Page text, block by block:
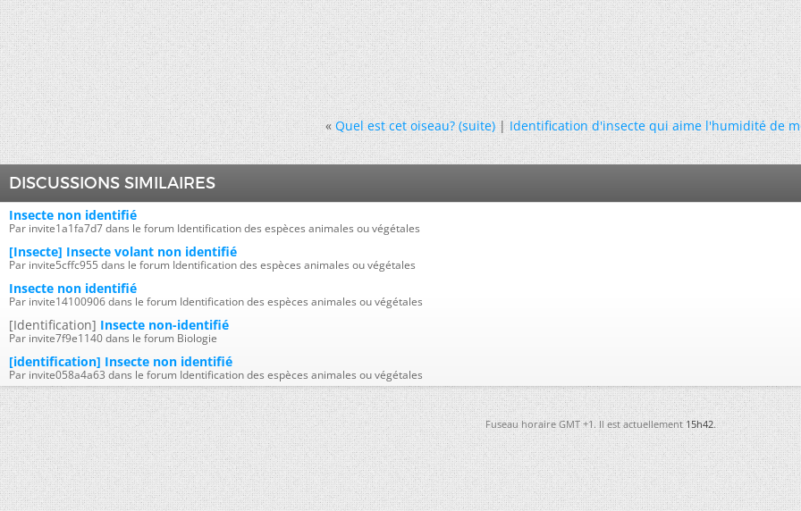
« Quel est cet oiseau? (suite)|Identification d'insecte qui aime l'humidité de
DISCUSSIONS SIMILAIRES
Insecte non identifié
Par invite1a1fa7d7 dans le forum Identification des espèces animales ou végétales
[Insecte] Insecte volant non identifié
Par invite5cffc955 dans le forum Identification des espèces animales ou végétales
Insecte non identifié
Par invite14100906 dans le forum Identification des espèces animales ou végétales
[Identification] Insecte non-identifié
Par invite7f9e1140 dans le forum Biologie
[identification] Insecte non identifié
Par invite058a4a63 dans le forum Identification des espèces animales ou végétales
Fuseau horaire GMT +1. Il est actuellement15h42.